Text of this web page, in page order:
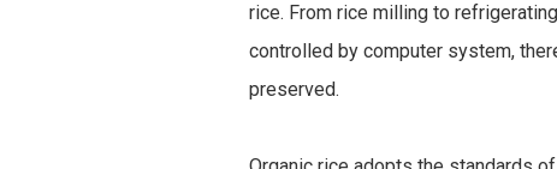
rice. From rice milling to
controlled by computer system,
preserved.